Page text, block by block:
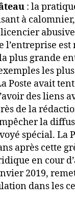
: la
à
l’entreprise est
plus grande
les
Poste avait
des liens
de la
la
spécial. La
après cette
en cour
2019,
dans les